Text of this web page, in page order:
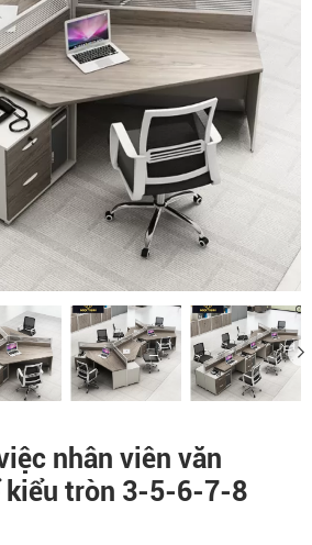
nhân viên văn
kiểu tròn 3-5-6-7-8